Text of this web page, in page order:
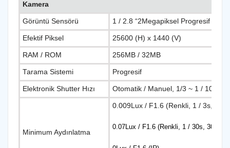
Kamera
Görüntü Sensörü 1 / 2.8 “2Megapiksel Progresif
Efektif Piksel 25600 (H) x 1440 (V)
RAM / ROM 256MB / 32MB
Tarama Sistemi Progresif
Elektronik Shutter Hızı Otomatik / Manuel, 1/3 ~ 1 /
Minimum Aydınlatma
0.009Lux / F1.6 (Renkli, 1 / 3s,
0.07Lux / F1.6 (Renkli, 1 / 30s, 30IRE)